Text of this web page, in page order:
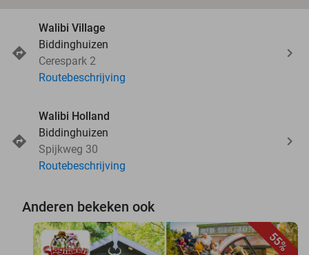
Walibi Village
Biddinghuizen
Cerespark 2
Routebeschrijving
Walibi Holland
Biddinghuizen
Spijkweg 30
Routebeschrijving
Anderen bekeken ook
55%